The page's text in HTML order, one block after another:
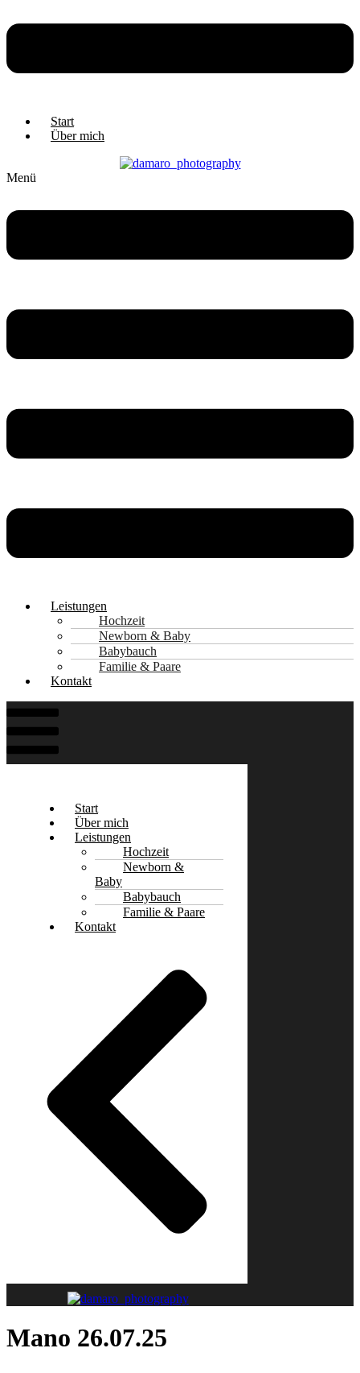
Start
Über mich
Menü
Leistungen
Hochzeit
Newborn & Baby
Babybauch
Familie & Paare
Kontakt
Start
Über mich
Leistungen
Hochzeit
Newborn &
Baby
Babybauch
Familie & Paare
Kontakt
Mano 26.07.25